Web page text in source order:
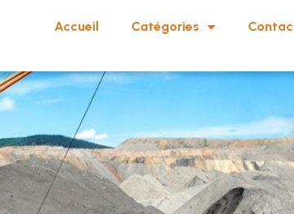
Accueil Catégories